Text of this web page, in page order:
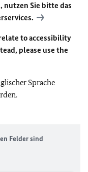
nutzen Sie bitte das
to accessibility
please use the
Sprache
Felder sind